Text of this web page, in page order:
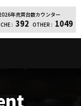
年売買台数カウンター
: 392 OTHER : 1049